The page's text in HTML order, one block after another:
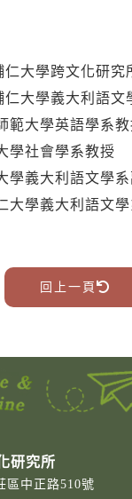
仁大學跨文化研究
大學義大利語文
範大學英語學系教
學社會學系教授
學義大利語文學
大學義大利語文
回上一頁
研究所
區中正路510號